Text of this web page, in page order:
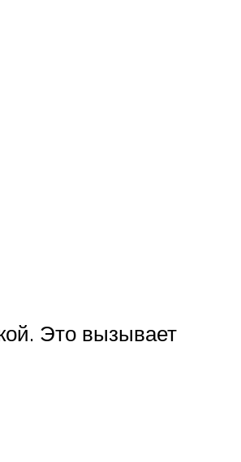
Это вызывает